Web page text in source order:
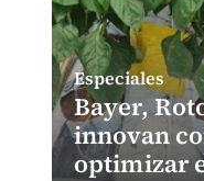
Bayer,
innovan
optimizar
Especiales